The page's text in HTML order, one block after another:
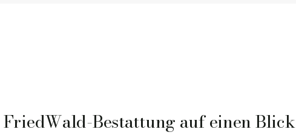
Bestattung auf einen Blick